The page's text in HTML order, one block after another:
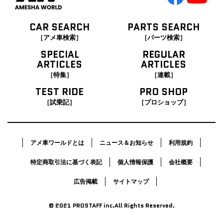
CAR SEARCH
［アメ車検索］
PARTS SEARCH
［パーツ検索］
SPECIAL
ARTICLES
［特集］
REGULAR
ARTICLES
［連載］
TEST RIDE
［試乗記］
PRO SHOP
［プロショップ］
アメ車ワールドとは ニュース＆お知らせ 利用規約
特定商取引法に基づく表記 個人情報保護 会社概要
広告掲載 サイトマップ
© 2021 PROSTAFF inc.All Rights Reserved.